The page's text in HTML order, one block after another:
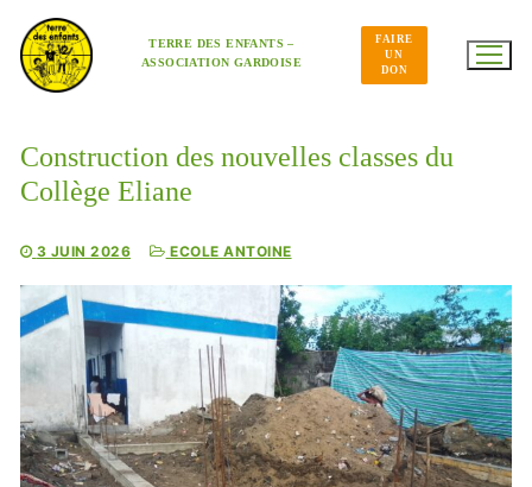
contenu
TERRE DES ENFANTS –
ASSOCIATION GARDOISE
FAIRE
UN
DON
Construction des nouvelles classes du
Collège Eliane
3 JUIN 2026 ECOLE ANTOINE